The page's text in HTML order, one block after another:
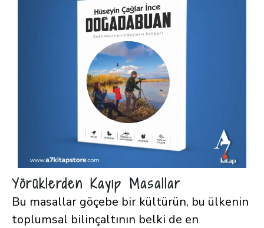
Yörüklerden Kayıp Masallar
Bu masallar göçebe bir kültürün, bu ülkenin
toplumsal bilinçaltının belki de en